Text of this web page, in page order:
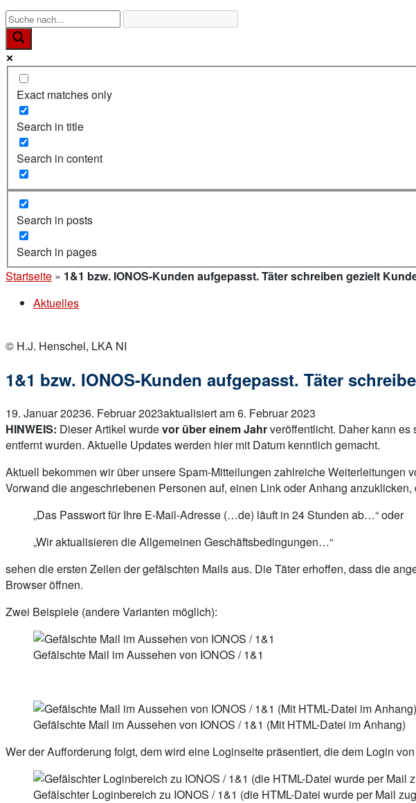
Exact matches only
Search in title
Search in content
Search in posts
Search in pages
Startseite » 1&1 bzw. IONOS-Kunden aufgepasst. Täter schreiben gezielt
Aktuelles
© H.J. Henschel, LKA NI
1&1 bzw. IONOS-Kunden aufgepasst. Täter
19. Januar 20236. Februar 2023aktualisiert am 6. Februar 2023
HINWEIS: Dieser Artikel wurdevor über einem Jahrveröffentlicht. Daher kann
entfernt wurden. Aktuelle Updates werden hier mit Datum kenntlich gemacht.
Aktuell bekommen wir über unsere Spam-Mitteilungen zahlreiche
Vorwand die angeschriebenen Personen auf, einen Link oder Anhang
„Das Passwort für Ihre E-Mail-Adresse (…de) läuft in 24 Stunden ab…“ oder
„Wir aktualisieren die Allgemeinen Geschäftsbedingungen…“
sehen die ersten Zeilen der gefälschten Mails aus. Die Täter erhoffen, dass die
Browser öffnen.
Zwei Beispiele (andere Varianten möglich):
Gefälschte Mail im Aussehen von IONOS / 1&1
Gefälschte Mail im Aussehen von IONOS / 1&1 (Mit HTML-Datei im Anhang)
Wer der Aufforderung folgt, dem wird eine Loginseite präsentiert, die dem Login
Gefälschter Loginbereich zu IONOS / 1&1 (die HTML-Datei wurde per Mail